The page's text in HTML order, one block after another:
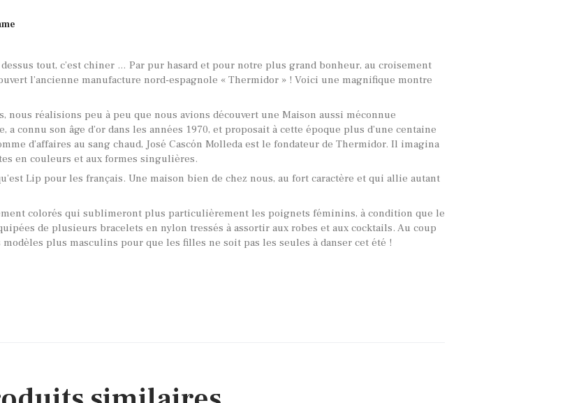
tout, c’est chiner … Par pur hasard et pour notre plus grand bonheur, au croisement
l’ancienne manufacture nord-espagnole « Thermidor » ! Voici une magnifique montre
nous réalisions peu à peu que nous avions découvert une Maison aussi méconnue
connu son âge d’or dans les années 1970, et proposait à cette époque plus d’une centaine
d’affaires au sang chaud, José Cascón Molleda est le fondateur de Thermidor. Il imagina
en couleurs et aux formes singulières.
Lip pour les français. Une maison bien de chez nous, au fort caractère et qui allie autant
colorés qui sublimeront plus particulièrement les poignets féminins, à condition que le
de plusieurs bracelets en nylon tressés à assortir aux robes et aux cocktails. Au coup
plus masculins pour que les filles ne soit pas les seules à danser cet été !